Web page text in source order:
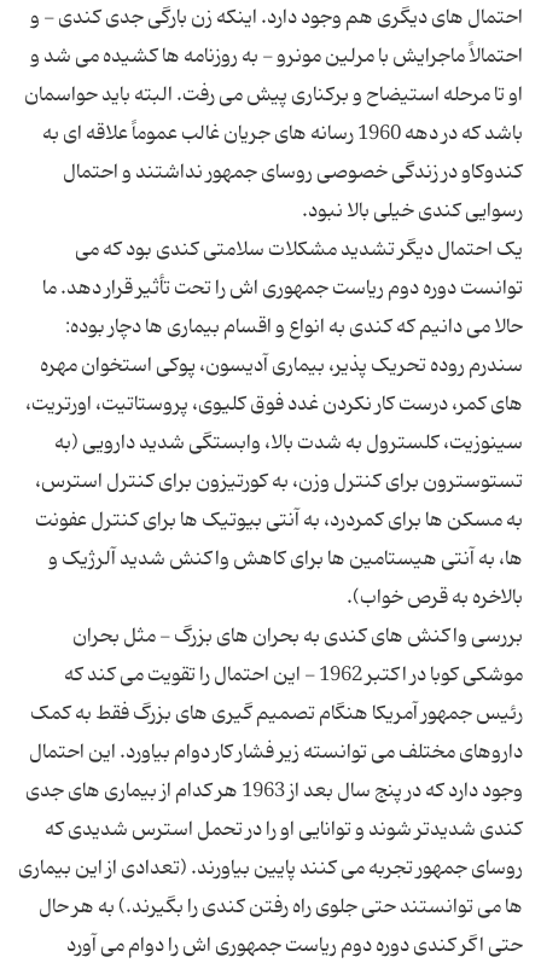
احتمال های دیگری هم وجود دارد. اینکه زن بارگی جدی کندی - و
احتمالاً ماجرایش با مرلین مونرو - به روزنامه ها کشیده می شد و
او تا مرحله استیضاح و برکناری پیش می رفت. البته باید حواسمان
باشد که در دهه 1960 رسانه های جریان غالب عموماً علاقه ای به
کندوکاو در زندگی خصوصی روسای جمهور نداشتند و احتمال
یک احتمال دیگر تشدید مشکلات سلامتی کندی بود که می
توانست دوره دوم ریاست جمهوری اش را تحت تأثیر قرار دهد. ما
حالا می دانیم که کندی به انواع و اقسام بیماری ها دچار بوده:
سندرم روده تحریک پذیر، بیماری آدیسون، پوکی استخوان مهره
های کمر، درست کار نکردن غدد فوق کلیوی، پروستاتیت، اورتریت،
سینوزیت، کلسترول به شدت بالا، وابستگی شدید دارویی (به
تستوسترون برای کنترل وزن، به کورتیزون برای کنترل استرس،
به مسکن ها برای کمردرد، به آنتی بیوتیک ها برای کنترل عفونت
ها، به آنتی هیستامین ها برای کاهش واکنش شدید آلرژیک و
بررسی واکنش های کندی به بحران های بزرگ - مثل بحران
موشکی کوبا در اکتبر 1962 - این احتمال را تقویت می کند که
رئیس جمهور آمریکا هنگام تصمیم گیری های بزرگ فقط به کمک
داروهای مختلف می توانسته زیر فشار کار دوام بیاورد. این احتمال
وجود دارد که در پنج سال بعد از 1963 هر کدام از بیماری های جدی
کندی شدیدتر شوند و توانایی او را در تحمل استرس شدیدی که
روسای جمهور تجربه می کنند پایین بیاورند. (تعدادی از این بیماری
ها می توانستند حتی جلوی راه رفتن کندی را بگیرند.) به هر حال
حتی اگر کندی دوره دوم ریاست جمهوری اش را دوام می آورد